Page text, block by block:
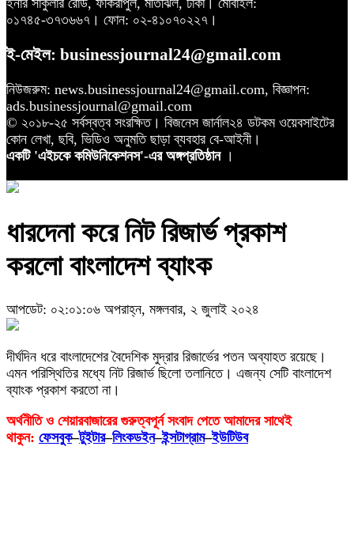
০১৭৪৫-৩৭৩৬৬৭। ফোন: ০২-৪১০৭০২২৭।
ই-মেইল: businessjournal24@gmail.com
নিউজরুম: news.businessjournal24@gmail.com, বিজ্ঞাপন:
ads.businessjournal@gmail.com
© ২০১৮-২৫ সর্বস্বত্ব সংরক্ষিত। বিজনেস জার্নাল২৪ ডটকম ওয়েবসাইটের
কোন লেখা, ছবি, ভিডিও অনুমতি ছাড়া ব্যবহার বে-আইনী।
একটি 'এইচকে কমিউনিকেশনস'-এর অঙ্গপ্রতিষ্ঠান ।
ধারদেনা করে নিট রিজার্ভ প্রকাশ
করলো বাংলাদেশ ব্যাংক
আপডেট: ০২:০১:০৬ অপরাহ্ন, মঙ্গলবার, ২ জুলাই ২০২৪
দীর্ঘদিন ধরে বাংলাদেশের বৈদেশিক মুদ্রার রিজার্ভের পতন অব্যাহত রয়েছে।
এমন পরিস্থিতির মধ্যে নিট রিজার্ভ ছিলো তলানিতে। এজন্য সেটি বাংলাদেশ
ব্যাংক প্রকাশ করতো না।
অর্থনীতি ও শেয়ারবাজারের গুরুত্বপূর্ন সংবাদ পেতে আমাদের সাথেই
থাকুন: ফেসবুক–টুইটার–লিংকডইন–ইন্সটাগ্রাম–ইউটিউব